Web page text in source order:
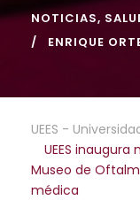
NOTICIAS,
ENRIQUE
UEES -
UEES
Museo de
médica